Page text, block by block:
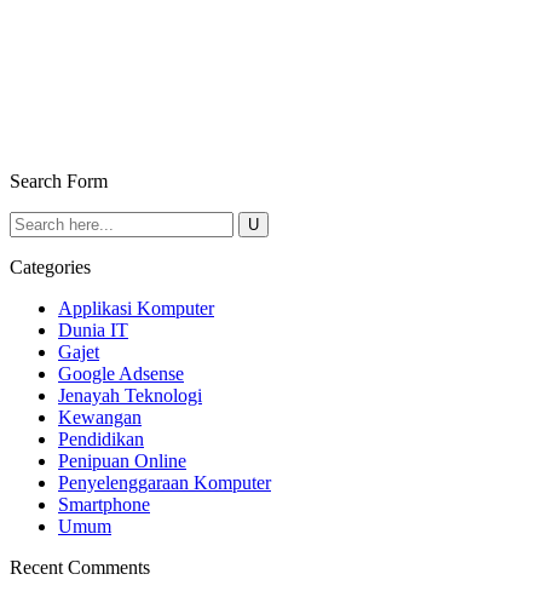
Search Form
Categories
Applikasi Komputer
Dunia IT
Gajet
Google Adsense
Jenayah Teknologi
Kewangan
Pendidikan
Penipuan Online
Penyelenggaraan Komputer
Smartphone
Umum
Recent Comments